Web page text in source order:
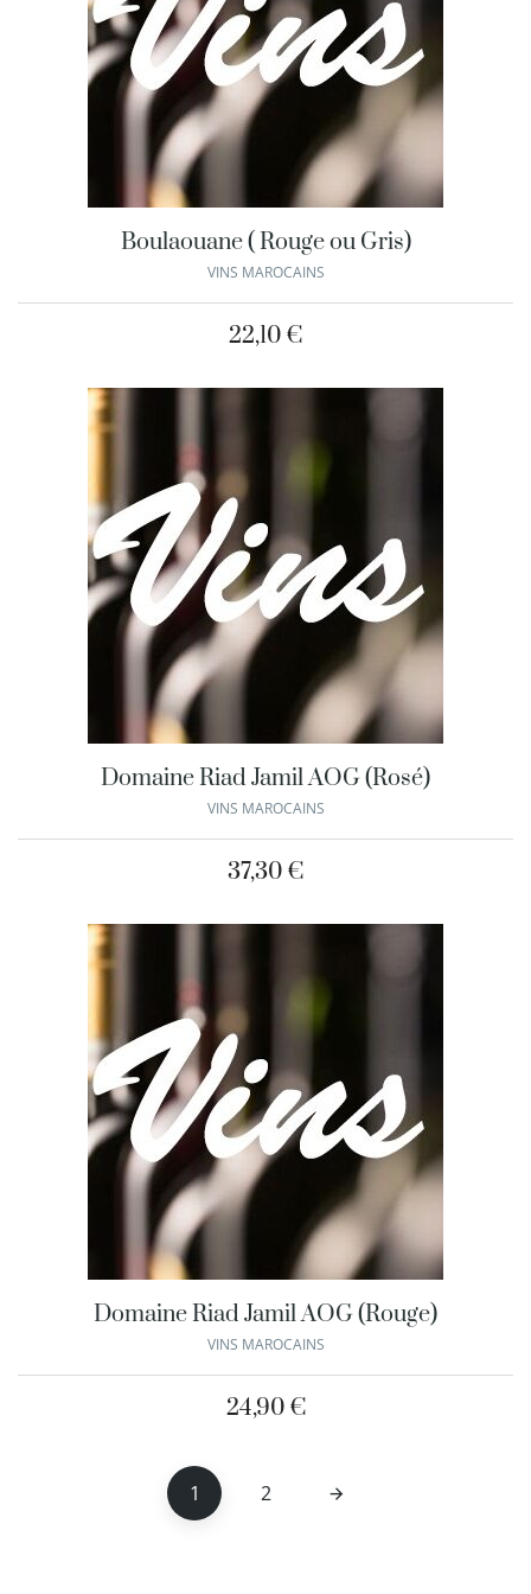
Boulaouane ( Rouge ou Gris)
VINS MAROCAINS
22,10 €
Domaine Riad Jamil AOG (Rosé)
VINS MAROCAINS
37,30 €
Domaine Riad Jamil AOG (Rouge)
VINS MAROCAINS
24,90 €
1 2